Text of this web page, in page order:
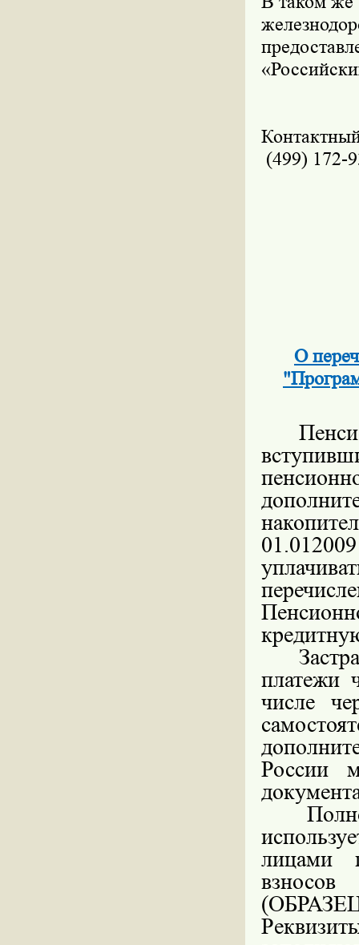
(499) 172-
О
платежи
числе
России
лицами
взносов
(